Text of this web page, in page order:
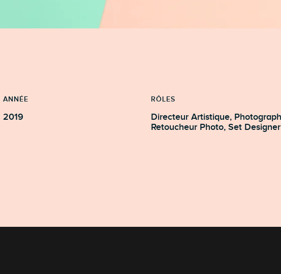
ANNÉE
2019
RÔLES
Directeur Artistique, Photographe,
Retoucheur Photo, Set Designer